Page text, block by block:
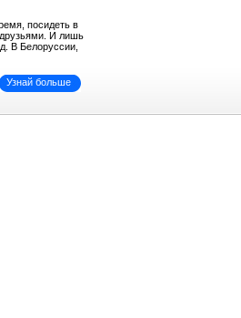
посидеть в
друзьями. И лишь
В Белоруссии,
Узнай больше